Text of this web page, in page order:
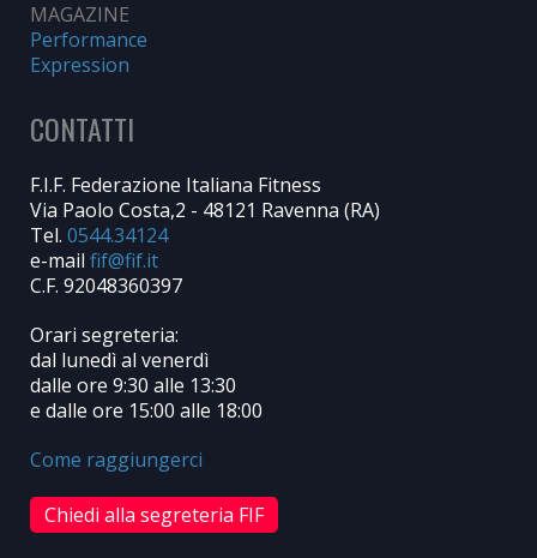
MAGAZINE
Performance
Expression
CONTATTI
F.I.F. Federazione Italiana Fitness
Via Paolo Costa,2 - 48121 Ravenna (RA)
Tel. 0544.34124
e-mail
C.F. 92048360397
Orari segreteria:
dal lunedì al venerdì
dalle ore 9:30 alle 13:30
e dalle ore 15:00 alle 18:00
Come raggiungerci
Chiedi alla segreteria FIF